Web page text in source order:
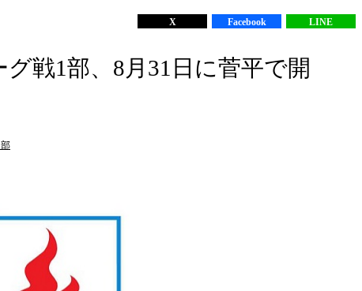
X Facebook LINE
戦1部、8月31日に菅平で開